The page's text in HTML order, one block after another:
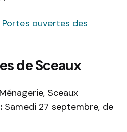
ouvertes des
de Sceaux
Sceaux
Samedi 27 septembre, de